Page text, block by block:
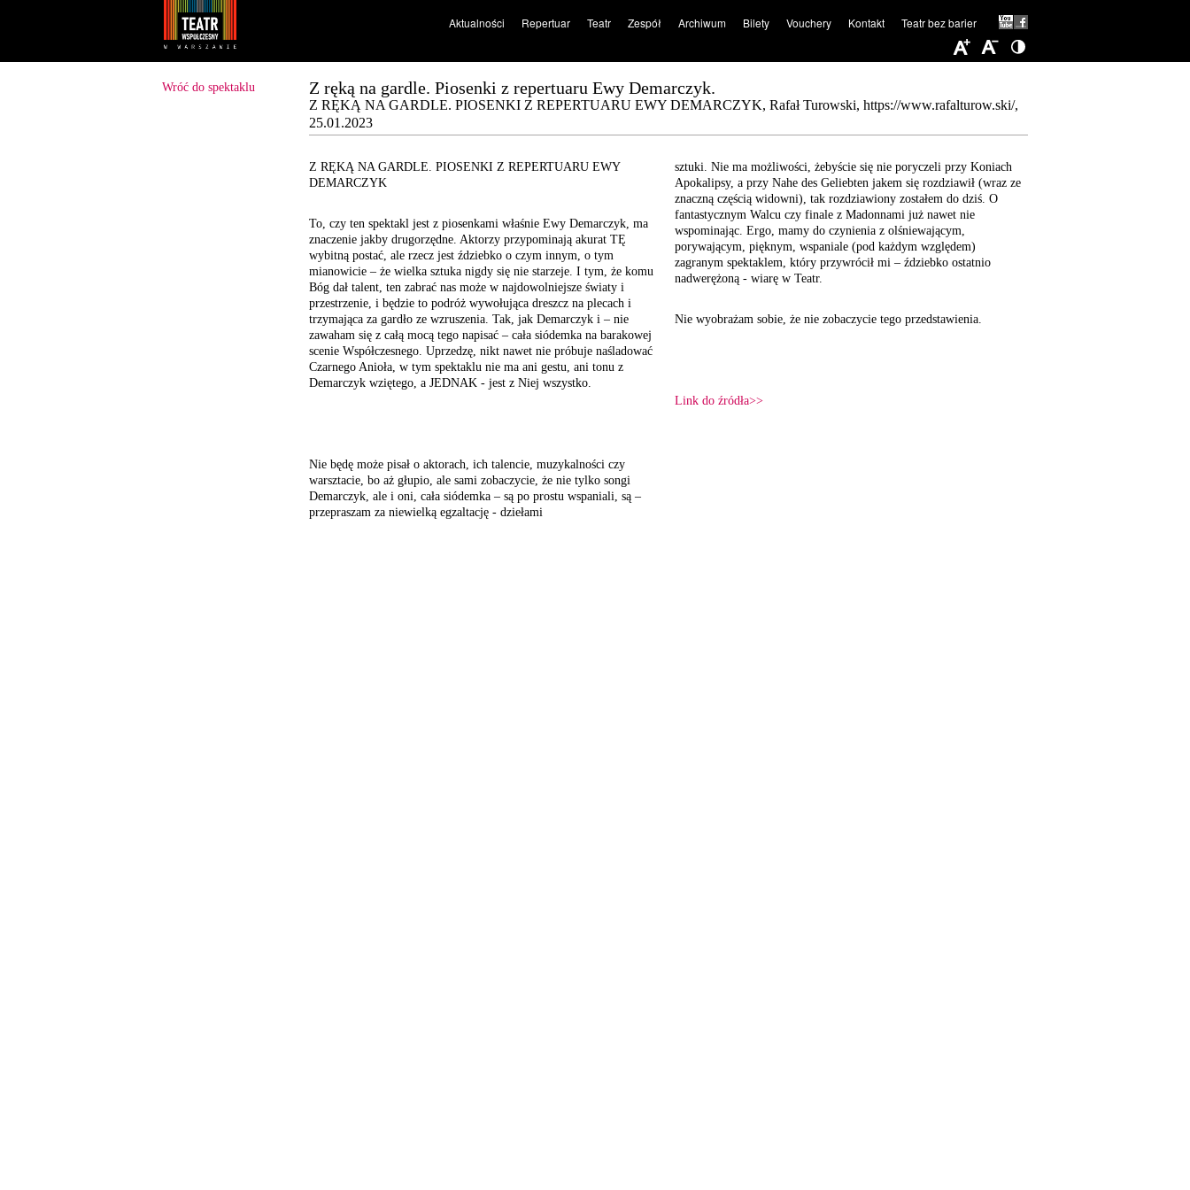
Aktualności Repertuar Teatr Zespół Archiwum Bilety Vouchery Kontakt Teatr bez barier
Wróć do spektaklu Z ręką na gardle. Piosenki z repertuaru Ewy Demarczyk.
Z RĘKĄ NA GARDLE. PIOSENKI Z REPERTUARU EWY DEMARCZYK, Rafał Turowski, https://www.rafalturow.ski/,
25.01.2023
Z RĘKĄ NA GARDLE. PIOSENKI Z REPERTUARU EWY
DEMARCZYK
To, czy ten spektakl jest z piosenkami właśnie Ewy Demarczyk, ma
znaczenie jakby drugorzędne. Aktorzy przypominają akurat TĘ
wybitną postać, ale rzecz jest ździebko o czym innym, o tym
mianowicie – że wielka sztuka nigdy się nie starzeje. I tym, że komu
Bóg dał talent, ten zabrać nas może w najdowolniejsze światy i
przestrzenie, i będzie to podróż wywołująca dreszcz na plecach i
trzymająca za gardło ze wzruszenia. Tak, jak Demarczyk i – nie
zawaham się z całą mocą tego napisać – cała siódemka na barakowej
scenie Współczesnego. Uprzedzę, nikt nawet nie próbuje naśladować
Czarnego Anioła, w tym spektaklu nie ma ani gestu, ani tonu z
Demarczyk wziętego, a JEDNAK - jest z Niej wszystko.
Nie będę może pisał o aktorach, ich talencie, muzykalności czy
warsztacie, bo aż głupio, ale sami zobaczycie, że nie tylko songi
Demarczyk, ale i oni, cała siódemka – są po prostu wspaniali, są –
przepraszam za niewielką egzaltację - dziełami
sztuki. Nie ma możliwości, żebyście się nie poryczeli przy Koniach
Apokalipsy, a przy Nahe des Geliebten jakem się rozdziawił (wraz ze
znaczną częścią widowni), tak rozdziawiony zostałem do dziś. O
fantastycznym Walcu czy finale z Madonnami już nawet nie
wspominając. Ergo, mamy do czynienia z olśniewającym,
porywającym, pięknym, wspaniale (pod każdym względem)
zagranym spektaklem, który przywrócił mi – ździebko ostatnio
nadwerężoną - wiarę w Teatr.
Nie wyobrażam sobie, że nie zobaczycie tego przedstawienia.
Link do źródła>>